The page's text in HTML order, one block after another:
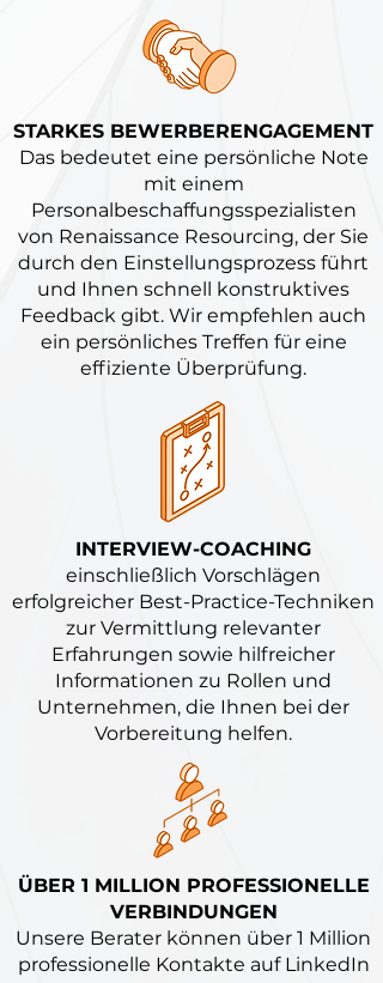
STARKES BEWERBERENGAGEMENT
Das bedeutet eine persönliche Note
mit einem
Personalbeschaffungsspezialisten
von Renaissance Resourcing, der Sie
durch den Einstellungsprozess führt
und Ihnen schnell konstruktives
Feedback gibt. Wir empfehlen auch
ein persönliches Treffen für eine
effiziente Überprüfung.
INTERVIEW-COACHING
einschließlich Vorschlägen
erfolgreicher Best-Practice-Techniken
zur Vermittlung relevanter
Erfahrungen sowie hilfreicher
Informationen zu Rollen und
Unternehmen, die Ihnen bei der
Vorbereitung helfen.
ÜBER 1 MILLION PROFESSIONELLE
VERBINDUNGEN
Unsere Berater können über 1 Million
professionelle Kontakte auf LinkedIn